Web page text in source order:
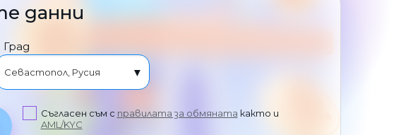
Български
данни
Град
Съгласен съм с правилата за обмяната както и
AML/KYC